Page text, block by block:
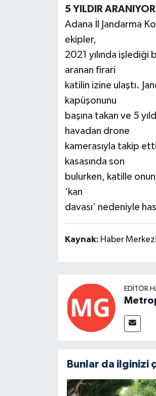
5 YILDIR
Adana İl Jandarma
ekipler,
2021 yılında
aranan firari
katilin izine ulaştı.
kapüşonunu
başına takan ve 5
havadan drone
kamerasıyla takip
kasasında son
bulurken, katille onun
‘kan
davası’ nedeniyle
Kaynak: Haber Merkezi
EDITÖR
Bunlar da ilginizi